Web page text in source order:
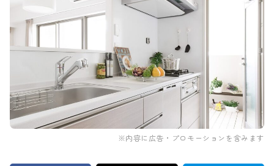
※内容に広告・プロモーションを含みます